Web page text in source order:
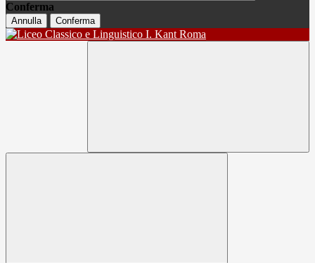
Conferma
Annulla Conferma